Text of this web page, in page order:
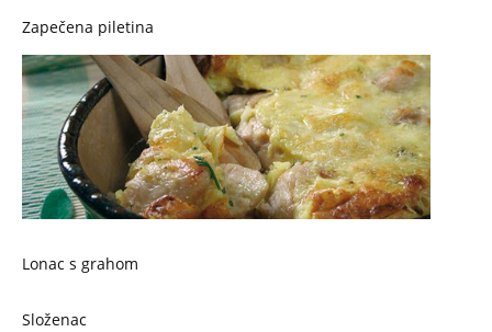
Zapečena piletina
Lonac s grahom
Složenac